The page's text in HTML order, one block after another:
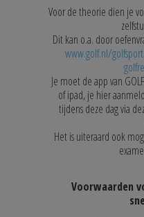
Voor de theorie dien je
Dit kan o.a. door
www.golf.nl/
Je moet de app van
of ipad, je hier
tijdens deze dag via
Het is uiteraard ook
Voorwaarden